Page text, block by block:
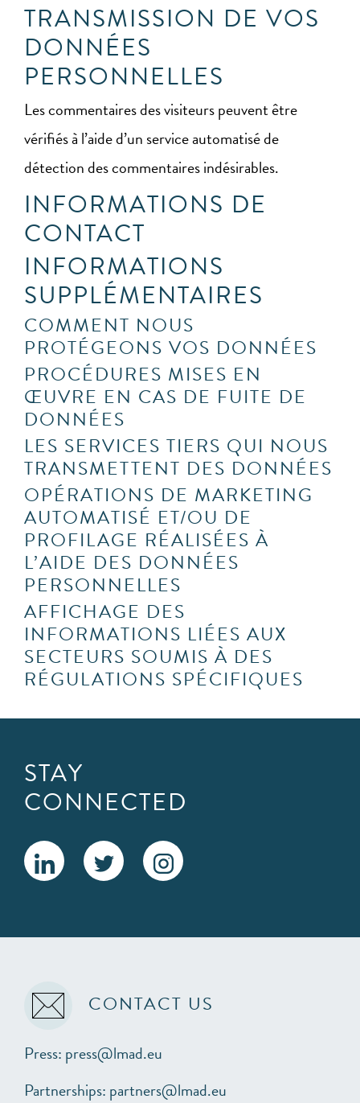
TRANSMISSION DE VOS
DONNÉES
PERSONNELLES
Les commentaires des visiteurs peuvent être
vérifiés à l’aide d’un service automatisé de
détection des commentaires indésirables.
INFORMATIONS DE
CONTACT
INFORMATIONS
SUPPLÉMENTAIRES
COMMENT NOUS
PROTÉGEONS VOS DONNÉES
PROCÉDURES MISES EN
ŒUVRE EN CAS DE FUITE DE
DONNÉES
LES SERVICES TIERS QUI NOUS
TRANSMETTENT DES DONNÉES
OPÉRATIONS DE MARKETING
AUTOMATISÉ ET/OU DE
PROFILAGE RÉALISÉES À
L’AIDE DES DONNÉES
PERSONNELLES
AFFICHAGE DES
INFORMATIONS LIÉES AUX
SECTEURS SOUMIS À DES
RÉGULATIONS SPÉCIFIQUES
STAY
CONNECTED
CONTACT US
Press: press@lmad.eu
Partnerships: partners@lmad.eu